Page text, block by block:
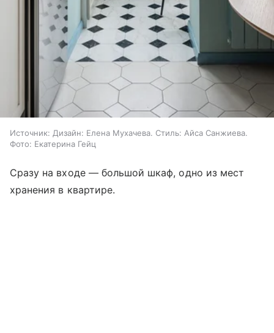
Источник: Дизайн: Елена Мухачева. Стиль: Айса Санжиева.
Фото: Екатерина Гейц
Сразу на входе — большой шкаф, одно из мест
хранения в квартире.